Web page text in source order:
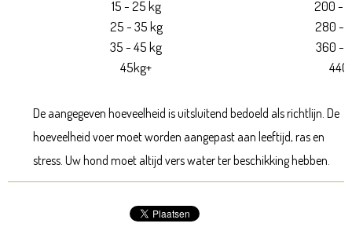
15 - 25 kg
200 -
25 - 35 kg
280 -
35 - 45 kg
360 -
45kg+
De aangegeven hoeveelheid is uitsluitend bedoeld als richtlijn. De
hoeveelheid voer moet worden aangepast aan leeftijd, ras en
stress. Uw hond moet altijd vers water ter beschikking hebben.